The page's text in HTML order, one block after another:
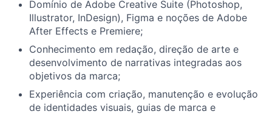
Domínio de Adobe Creative Suite (Photoshop,
Illustrator, InDesign), Figma e noções de Adobe
After Effects e Premiere;
Conhecimento em redação, direção de arte e
desenvolvimento de narrativas integradas aos
objetivos da marca;
Experiência com criação, manutenção e evolução
de identidades visuais, guias de marca e